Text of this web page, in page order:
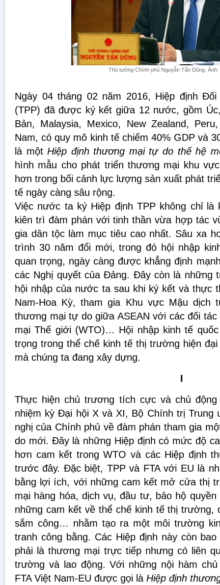
Thủ tướng Chính phủ Nguyễn Tấn Dũng. Ảnh:
Ngày 04 tháng 02 năm 2016, Hiệp định
(TPP) đã được ký kết giữa 12 nước, gồm
Bản, Malaysia, Mexico, New Zealand,
Nam, có quy mô kinh tế chiếm 40% GDP và
là mộtHiệp định thương mại tựdo thế hệ
hình mẫu cho phát triển thương mại khu
hơn trong bối cảnh lực lượng sản xuất phát
tế ngày càng sâu rộng.
Việc nước ta ký Hiệp định TPP không chỉ
kiên trì đàm phán với tinh thần vừa hợp tác
gia dân tộc làm mục tiêu cao nhất. Sâu xa
trình 30 năm đổi mới, trong đó hội nhập
quan trọng, ngày càng được khẳng định
các Nghị quyết của Đảng. Đây còn là những
hội nhập của nước ta sau khi ký kết và thực
Nam-Hoa Kỳ, tham gia Khu vực Mậu dịch
thương mại tự do giữa ASEAN với các đối
mại Thế giới (WTO)… Hội nhập kinh tế
trọng trong thể chế kinh tế thị trường hiện
mà chúng ta đang xây dựng.
I
Thực hiện chủ trương tích cực và chủ
nhiệm kỳ Đại hội X và XI, Bộ Chính trị Trung
nghị của Chính phủ về đàm phán tham gia
do mới. Đây là những Hiệp định có mức độ
hơn cam kết trong WTO và các Hiệp định
trước đây. Đặc biệt, TPP và FTA với EU là
bằng lợi ích, với những cam kết mở cửa thị
mại hàng hóa, dịch vụ, đầu tư, bảo hộ
những cam kết về thể chế kinh tế thị trường,
sắm công… nhằm tạo ra một môi trường
tranh công bằng. Các Hiệp định này còn
phải là thương mại trực tiếp nhưng có liên
trường và lao động. Với những nội hàm
FTA Việt Nam-EU được gọi là Hiệp định